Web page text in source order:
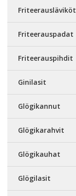
Friteerausläviköt
Friteerauspadat
Friteerauspihdit
Ginilasit
Glögikannut
Glögikarahvit
Glögikauhat
Glögilasit